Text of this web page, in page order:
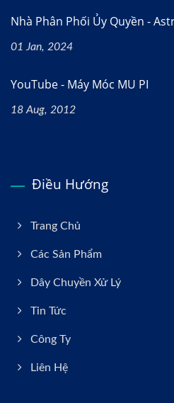
Nhà Phân Phối Ủy Quyền -
01 Jan, 2024
YouTube - Máy Móc MU PI
18 Aug, 2012
Điều Hướng
Trang Chủ
Các Sản Phẩm
Dây Chuyền Xử Lý
Tin Tức
Công Ty
Liên Hệ